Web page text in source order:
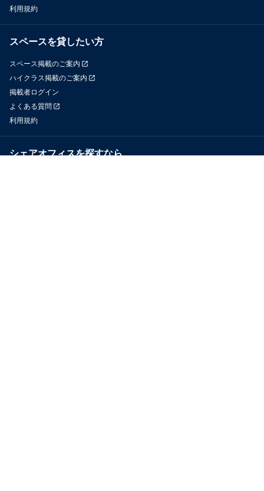
利用規約
スペースを貸したい方
スペース掲載のご案内
ハイクラス掲載のご案内
掲載者ログイン
よくある質問
利用規約
シェアオフィスを探すなら